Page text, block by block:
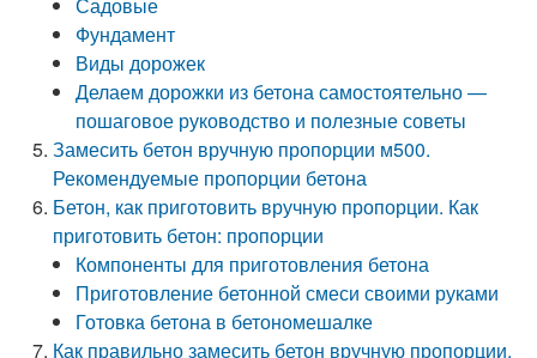
Фундамент
Виды дорожек
Делаем дорожки из бетона самостоятельно —
пошаговое руководство и полезные советы
Замесить бетон вручную пропорции м500.
Рекомендуемые пропорции бетона
Бетон, как приготовить вручную пропорции. Как
приготовить бетон: пропорции
Компоненты для приготовления бетона
Приготовление бетонной смеси своими руками
Готовка бетона в бетономешалке
Как правильно замесить бетон вручную пропорции.